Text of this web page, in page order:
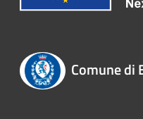
Comune di